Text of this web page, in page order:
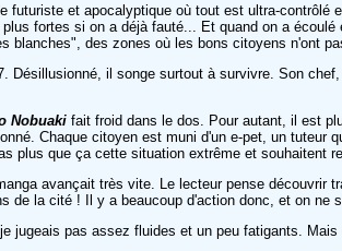
futuriste et apocalyptique où tout est ultra-
fortes si on a déjà fauté... Et quand on a
blanches", des zones où les bons citoyens n'ont
Désillusionné, il songe surtout à survivre. Son
Nobuaki fait froid dans le dos. Pour autant, il est
Chaque citoyen est muni d'un e-pet, un tuteur
plus que ça cette situation extrême et souhaitent
avançait très vite. Le lecteur pense
de la cité ! Il y a beaucoup d'action donc, et on
jugeais pas assez fluides et un peu fatigants.